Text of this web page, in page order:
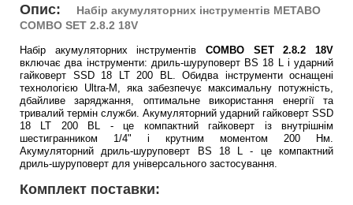
Опис:
Набір акумуляторних інструментів METABO
COMBO SET 2.8.2 18V
Набір акумуляторних інструментів COMBO SET 2.8.2 18V
включає два інструменти: дриль-шуруповерт BS 18 L і ударний
гайковерт SSD 18 LT 200 BL. Обидва інструменти оснащені
технологією Ultra-M, яка забезпечує максимальну потужність,
дбайливе заряджання, оптимальне використання енергії та
тривалий термін служби. Акумуляторний ударний гайковерт SSD
18 LT 200 BL - це компактний гайковерт із внутрішнім
шестигранником 1/4" і крутним моментом 200 Нм.
Акумуляторний дриль-шуруповерт BS 18 L - це компактний
дриль-шуруповерт для універсального застосування.
Комплект поставки: